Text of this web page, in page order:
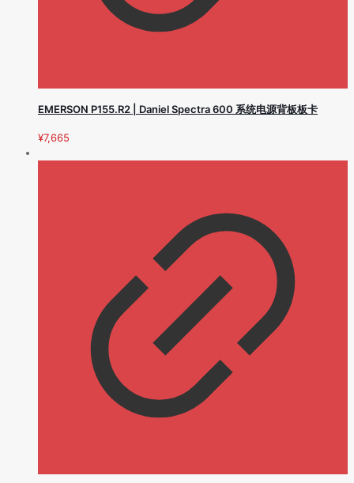
EMERSON P155.R2 | Daniel Spectra 600 系统电源背板板卡
¥7,665